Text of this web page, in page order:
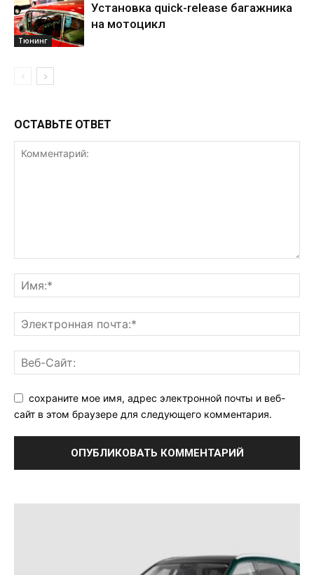
Тюнинг
Установка quick-release багажника
на мотоцикл
ОСТАВЬТЕ ОТВЕТ
сохраните мое имя, адрес электронной почты и веб-
сайт в этом браузере для следующего комментария.